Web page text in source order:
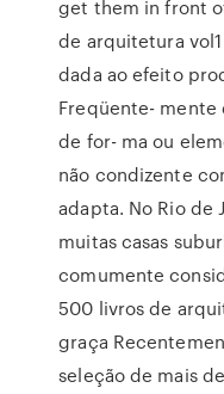
get them in front
de arquitetura vol1
dada ao efeito
Freqüente- mente
de for- ma ou
não condizente
adapta. No Rio de
muitas casas
comumente
500 livros de
graça
seleção de mais